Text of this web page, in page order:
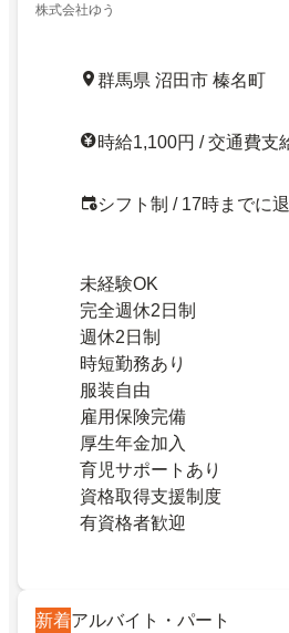
株式会社ゆう
群馬県 沼田市 榛名町
時給1,100円 / 交通費支
シフト制 / 17時までに
未経験OK
完全週休2日制
週休2日制
時短勤務あり
服装自由
雇用保険完備
厚生年金加入
育児サポートあり
資格取得支援制度
有資格者歓迎
新着アルバイト・パート